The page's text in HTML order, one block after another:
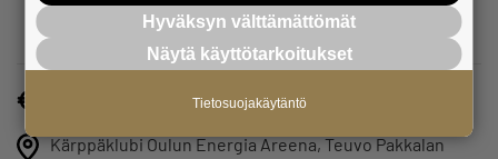
Kärppäklubi Oulun Energia Areena, Teuvo Pakkalan
Hyväksyn välttämättömät
Näytä käyttötarkoitukset
Tietosuojakäytäntö